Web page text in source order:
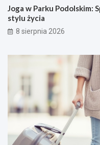
Joga w Parku Podolskim:
stylu życia
8 sierpnia 2026